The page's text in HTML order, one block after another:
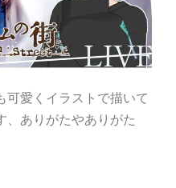
可愛くイラストで描いて
、ありがたやありがた